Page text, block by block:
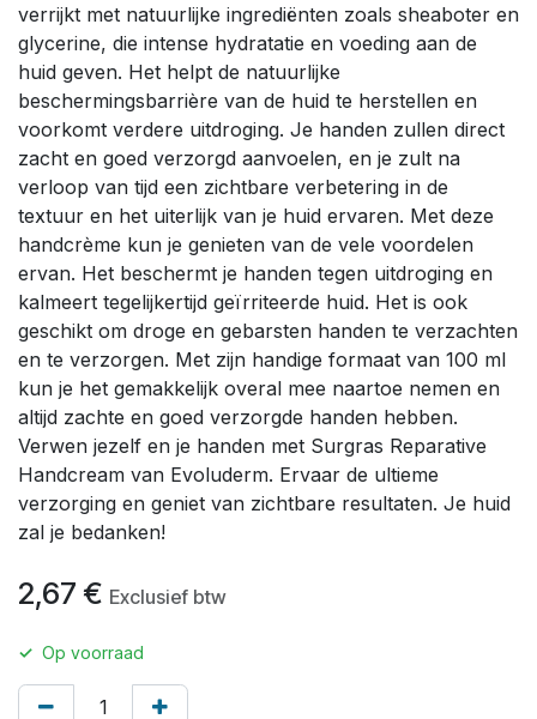
verrijkt met natuurlijke ingrediënten zoals sheaboter en
glycerine, die intense hydratatie en voeding aan de
huid geven. Het helpt de natuurlijke
beschermingsbarrière van de huid te herstellen en
voorkomt verdere uitdroging. Je handen zullen direct
zacht en goed verzorgd aanvoelen, en je zult na
verloop van tijd een zichtbare verbetering in de
textuur en het uiterlijk van je huid ervaren. Met deze
handcrème kun je genieten van de vele voordelen
ervan. Het beschermt je handen tegen uitdroging en
kalmeert tegelijkertijd geïrriteerde huid. Het is ook
geschikt om droge en gebarsten handen te verzachten
en te verzorgen. Met zijn handige formaat van 100 ml
kun je het gemakkelijk overal mee naartoe nemen en
altijd zachte en goed verzorgde handen hebben.
Verwen jezelf en je handen met Surgras Reparative
Handcream van Evoluderm. Ervaar de ultieme
verzorging en geniet van zichtbare resultaten. Je huid
zal je bedanken!
2,67 € Exclusief btw
✓ Op voorraad